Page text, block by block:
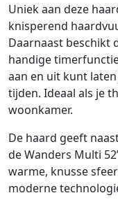
Uniek aan deze
knisperend
Daarnaast beschikt
handige
aan en uit kunt
tijden. Ideaal als je
woonkamer.
De haard geeft
de Wanders Multi
warme, knusse
moderne